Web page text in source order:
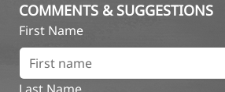
COMMENTS & SUGGESTIONS
First Name